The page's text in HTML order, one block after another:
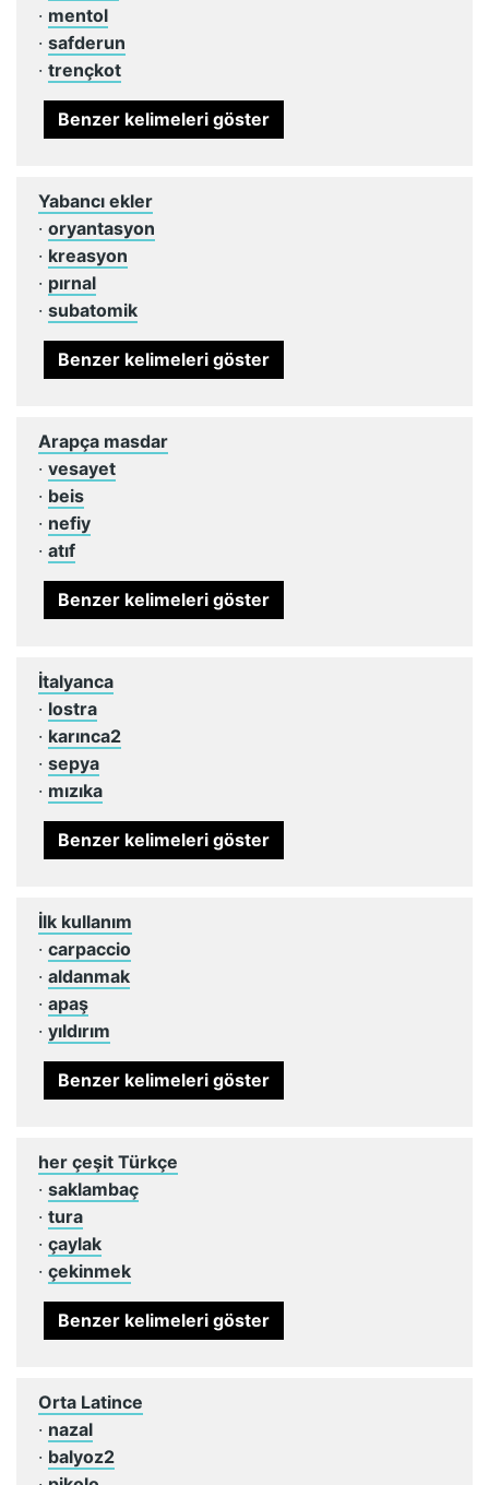
· mentol
· safderun
· trençkot
Benzer kelimeleri göster
Yabancı ekler
· oryantasyon
· kreasyon
· pırnal
· subatomik
Benzer kelimeleri göster
Arapça masdar
· vesayet
· beis
· nefiy
· atıf
Benzer kelimeleri göster
İtalyanca
· lostra
· karınca2
· sepya
· mızıka
Benzer kelimeleri göster
İlk kullanım
· carpaccio
· aldanmak
· apaş
· yıldırım
Benzer kelimeleri göster
her çeşit Türkçe
· saklambaç
· tura
· çaylak
· çekinmek
Benzer kelimeleri göster
Orta Latince
· nazal
· balyoz2